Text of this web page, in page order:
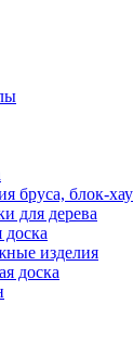
бруса, блок-
для дерева
доска
изделия
доска